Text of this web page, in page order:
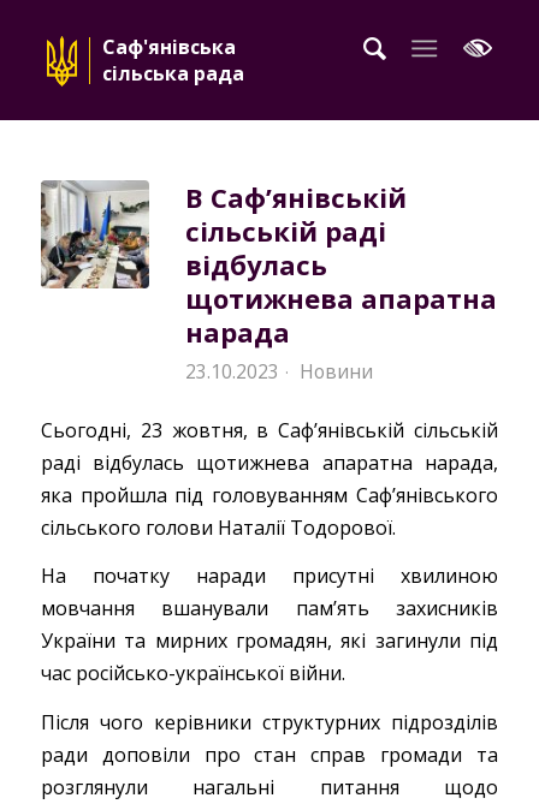
Саф'янівська
сільська рада
В Саф’янівській
сільській раді
відбулась
щотижнева апаратна
нарада
23.10.2023 · Новини
Сьогодні, 23 жовтня, в Саф’янівській сільській
раді відбулась щотижнева апаратна нарада,
яка пройшла під головуванням Саф’янівського
сільського голови Наталії Тодорової.
На початку наради присутні хвилиною
мовчання вшанували памʼять захисників
України та мирних громадян, які загинули під
час російсько-української війни.
Після чого керівники структурних підрозділів
ради доповіли про стан справ громади та
розглянули нагальні питання щодо